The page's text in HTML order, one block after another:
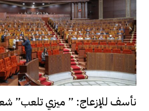
نأسف للإزعاج: ” ميزي تلعب”